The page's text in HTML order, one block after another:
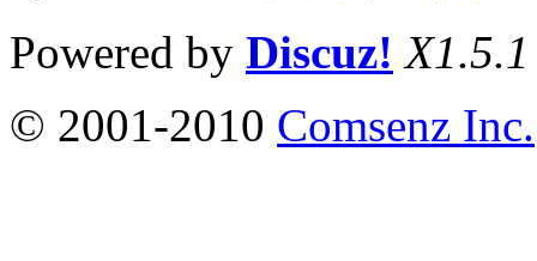
Powered by Discuz! X1.5.1
© 2001-2010 Comsenz Inc.